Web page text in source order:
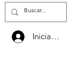
Iniciar sesión